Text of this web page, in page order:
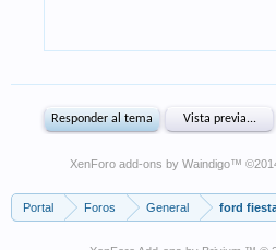
XenForo add-ons by Waindigo™
Portal Foros General ford